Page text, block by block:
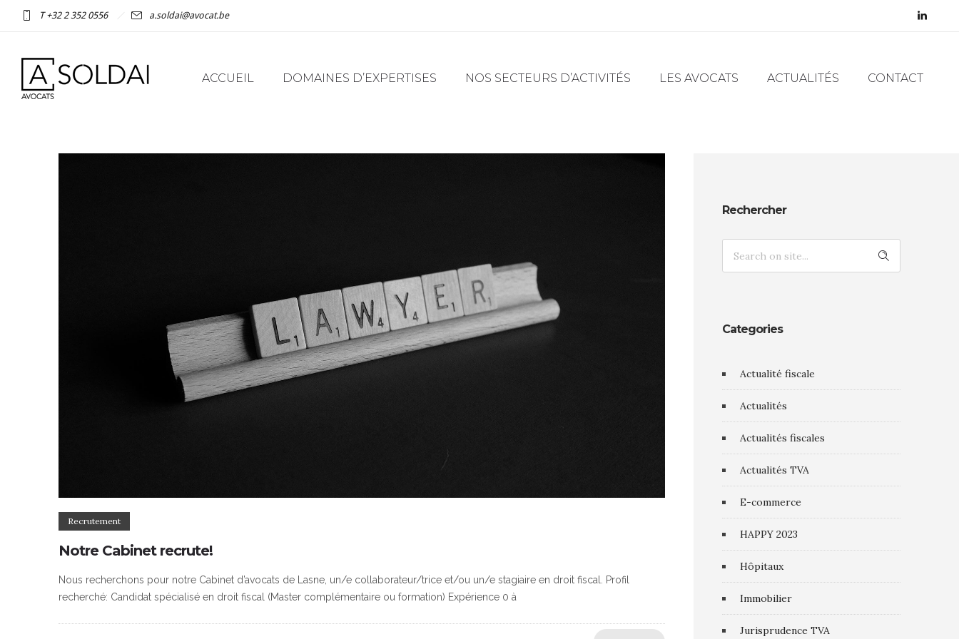
T +32 2 352 0556 a.soldai@avocat.be
ACCUEIL DOMAINES D’EXPERTISES NOS SECTEURS D’ACTIVITÉS LES AVOCATS ACTUALITÉS CONTACT
Recrutement
Notre Cabinet recrute!
Nous recherchons pour notre Cabinet d’avocats de Lasne, un/e collaborateur/trice et/ou un/e stagiaire en droit fiscal. Profil
recherché: Candidat spécialisé en droit fiscal (Master complémentaire ou formation) Expérience 0 à
Rechercher
Categories
Actualité fiscale
Actualités
Actualités fiscales
Actualités TVA
E-commerce
HAPPY 2023
Hôpitaux
Immobilier
Jurisprudence TVA